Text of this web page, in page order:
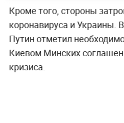
Кроме того, стороны
коронавируса и Украины.
Путин отметил
Киевом Минских
кризиса.